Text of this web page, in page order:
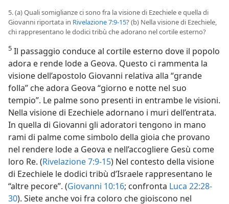
5. (a) Quali somiglianze ci sono fra la visione di Ezechiele e quella di
Giovanni riportata in Rivelazione 7:9-15? (b) Nella visione di Ezechiele,
chi rappresentano le dodici tribù che adorano nel cortile esterno?
5 Il passaggio conduce al cortile esterno dove il popolo
adora e rende lode a Geova. Questo ci rammenta la
visione dell’apostolo Giovanni relativa alla “grande
folla” che adora Geova “giorno e notte nel suo
tempio”. Le palme sono presenti in entrambe le visioni.
Nella visione di Ezechiele adornano i muri dell’entrata.
In quella di Giovanni gli adoratori tengono in mano
rami di palme come simbolo della gioia che provano
nel rendere lode a Geova e nell’accogliere Gesù come
loro Re. (Rivelazione 7:9-15) Nel contesto della visione
di Ezechiele le dodici tribù d’Israele rappresentano le
“altre pecore”. (Giovanni 10:16; confronta Luca 22:28-
30). Siete anche voi fra coloro che gioiscono nel